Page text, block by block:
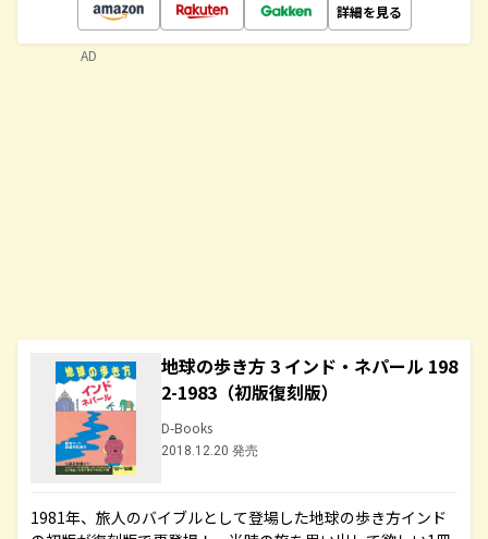
詳細を見る
地球の歩き方 3 インド・ネパール 198
2-1983（初版復刻版）
D-Books
2018.12.20 発売
1981年、旅人のバイブルとして登場した地球の歩き方インド
AD